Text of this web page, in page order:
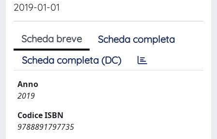
2019-01-01
Scheda breve
Scheda completa
Scheda completa (DC)
Anno
2019
Codice ISBN
9788891797735